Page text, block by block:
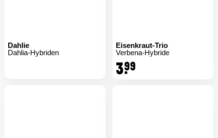
Dahlie
Dahlia-Hybriden
Eisenkraut-Trio
Verbena-Hybride
3.99